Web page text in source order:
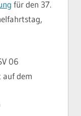
für den 37.
06
auf dem